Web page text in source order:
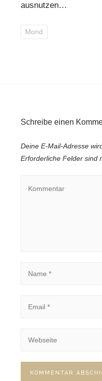
ausnutzen…
Mond
Schreibe einen
Deine E-Mail-Adresse
Erforderliche Felder sind